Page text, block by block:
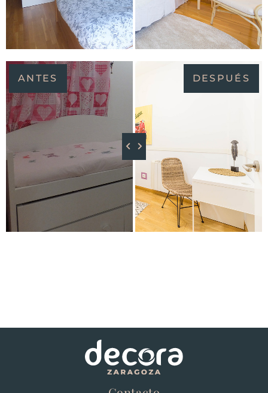
ANTES DESPUÉS